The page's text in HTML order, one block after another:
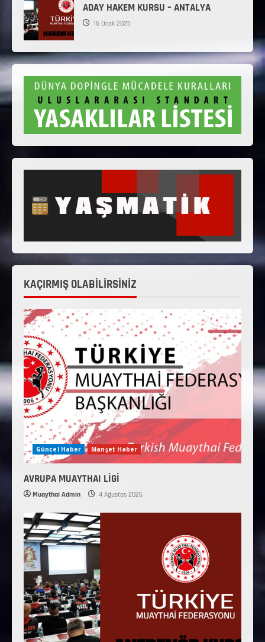
ADAY HAKEM KURSU – ANTALYA
16 Ocak 2025
KAÇIRMIŞ OLABİLİRSİNİZ
Güncel Haber Manşet Haber
AVRUPA MUAYTHAI LİGİ
Muaythai Admin 4 Ağustos 2026